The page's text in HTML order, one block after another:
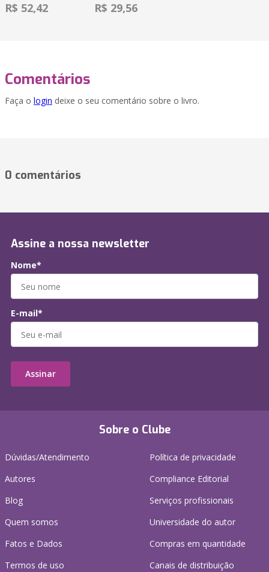
R$ 52,42 R$ 29,56
Comentários
Faça o login deixe o seu comentário sobre o livro.
0 comentários
Sobre o Clube
Dúvidas/Atendimento
Autores
Blog
Quem somos
Fatos e Dados
Termos de uso
Política de privacidade
Compliance Editorial
Serviços profissionais
Universidade do autor
Compras em quantidade
Canais de distribuição
Assine a nossa newsletter
Nome*
E-mail*
Assinar